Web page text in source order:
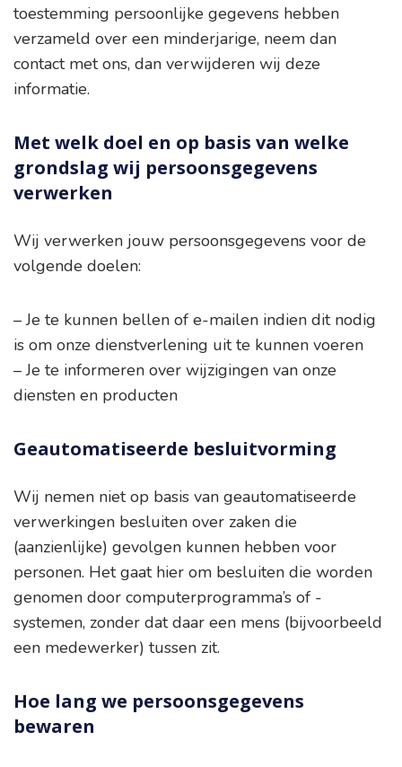
toestemming persoonlijke gegevens hebben
verzameld over een minderjarige, neem dan
contact met ons, dan verwijderen wij deze
informatie.
Met welk doel en op basis van welke
grondslag wij persoonsgegevens
verwerken
Wij verwerken jouw persoonsgegevens voor de
volgende doelen:
– Je te kunnen bellen of e-mailen indien dit nodig
is om onze dienstverlening uit te kunnen voeren
– Je te informeren over wijzigingen van onze
diensten en producten
Geautomatiseerde besluitvorming
Wij nemen niet op basis van geautomatiseerde
verwerkingen besluiten over zaken die
(aanzienlijke) gevolgen kunnen hebben voor
personen. Het gaat hier om besluiten die worden
genomen door computerprogramma’s of -
systemen, zonder dat daar een mens (bijvoorbeeld
een medewerker) tussen zit.
Hoe lang we persoonsgegevens
bewaren